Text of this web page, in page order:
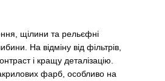
щілини та рельєфні
На відміну від фільтрів,
і кращу деталізацію.
фарб, особливо на